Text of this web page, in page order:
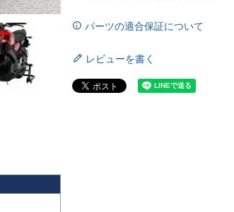
パーツの適合保証について
レビューを書く